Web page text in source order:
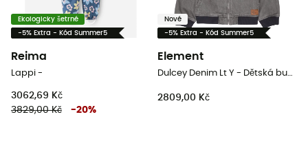
Ekologicky šetrné
-5% Extra - Kód Summer5
Reima
Lappi -
3062,69 Kč
3829,00 Kč
-20%
Nové
-5% Extra - Kód Summer5
Element
Dulcey Denim Lt Y - Dětská bunda
2809,00 Kč